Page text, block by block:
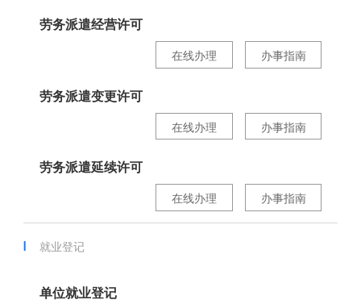
劳务派遣经营许可
办事指南
在线办理
劳务派遣变更许可
办事指南
在线办理
劳务派遣延续许可
办事指南
在线办理
就业登记
单位就业登记